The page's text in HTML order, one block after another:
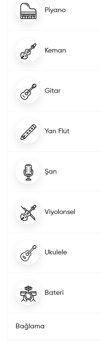
Piyano
Keman
Gitar
Yan Flüt
Şan
Viyolonsel
Ukulele
Bateri
Bağlama